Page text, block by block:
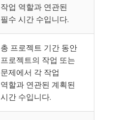
작업 역할과 연관된
필수 시간 수입니다.
총 프로젝트 기간 동안
프로젝트의 작업 또는
문제에서 각 작업
역할과 연관된 계획된
시간 수입니다.